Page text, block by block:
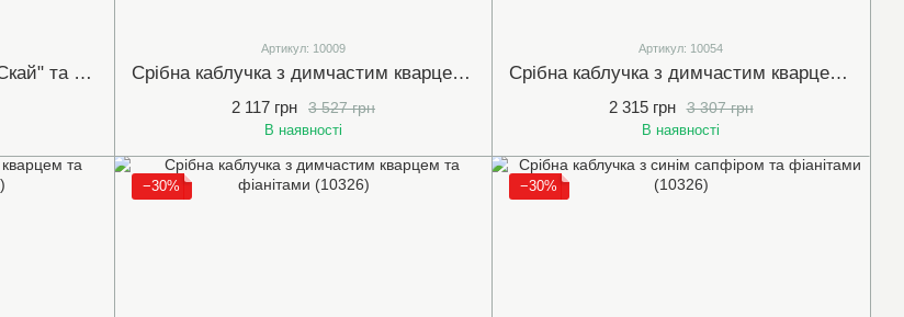
Срібна каблучка з топазом "Скай" та фіанітами (арт.514218)
Артикул: 10009
Срібна каблучка з димчастим кварцем та білими (прозорими) фіанітами (10009)
3 527 грн
2 117 грн
В наявності
Артикул: 10054
Срібна каблучка з димчастим кварцем (арт.10054)
3 307 грн
2 315 грн
В наявності
−30% −30%